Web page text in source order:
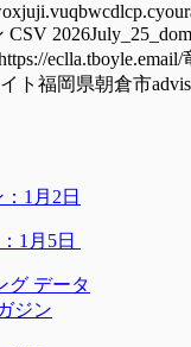
福岡県朝倉市
1月2日
1月5日
グ データ
ジン